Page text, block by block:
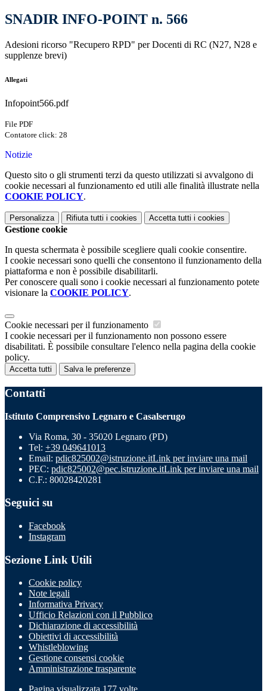
SNADIR INFO-POINT n. 566
Adesioni ricorso "Recupero RPD" per Docenti di RC (N27, N28 e
supplenze brevi)
Allegati
Infopoint566.pdf
File PDF
Contatore click: 28
Notizie
Questo sito o gli strumenti terzi da questo utilizzati si avvalgono di
cookie necessari al funzionamento ed utili alle finalità illustrate nella
COOKIE POLICY.
Personalizza Rifiuta tutti i cookies Accetta tutti i cookies
Gestione cookie
In questa schermata è possibile scegliere quali cookie consentire.
I cookie necessari sono quelli che consentono il funzionamento della
piattaforma e non è possibile disabilitarli.
Per conoscere quali sono i cookie necessari al funzionamento potete
visionare la COOKIE POLICY.
Cookie necessari per il funzionamento
I cookie necessari per il funzionamento non possono essere
disabilitati. È possibile consultare l'elenco nella pagina della cookie
policy.
Accetta tutti Salva le preferenze
Contatti
Istituto Comprensivo Legnaro e Casalserugo
Via Roma, 30 - 35020 Legnaro (PD)
Tel: +39 049641013
Email: pdic825002@istruzione.itLink per inviare una mail
PEC: pdic825002@pec.istruzione.itLink per inviare una mail
C.F.: 80028420281
Seguici su
Facebook
Instagram
Sezione Link Utili
Cookie policy
Note legali
Informativa Privacy
Ufficio Relazioni con il Pubblico
Dichiarazione di accessibilità
Obiettivi di accessibilità
Whistleblowing
Gestione consensi cookie
Amministrazione trasparente